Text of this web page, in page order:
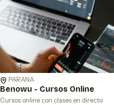
PARANA
Benowu - Cursos Online
Cursos online con clases en directo